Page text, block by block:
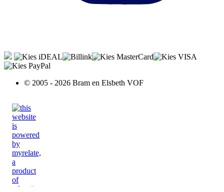
© 2005 - 2026 Bram en Elsbeth VOF